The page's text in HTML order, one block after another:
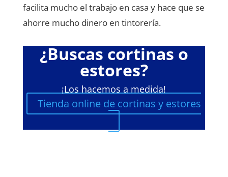
facilita mucho el trabajo en casa y hace que se
ahorre mucho dinero en tintorería.
¿Buscas cortinas o
estores?
¡Los hacemos a medida!
Tienda online de cortinas y estores